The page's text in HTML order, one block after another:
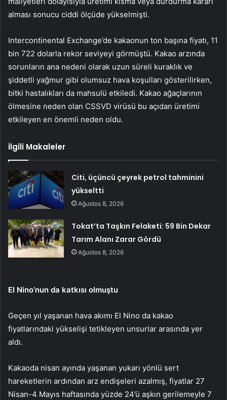
alması sonucu ciddi ölçüde yükselmişti.
Intercontinental Exchange’de kakaonun ton başına fiyatı, 11
bin 722 dolarla rekor seviyeyi görmüştü. Kakao arzında
sorunların ana nedeni olarak uzun süreli kuraklık ve
şiddetli yağmur gibi olumsuz hava koşulları gösterilirken,
bitki hastalıkları da mahsulü etkiledi. Kakao ağaçlarının
ölmesine neden olan CSSVD virüsü bu açıdan üretimi
etkileyen en önemli neden oldu.
İlgili Makaleler
Citi, üçüncü çeyrek petrol tahminini
yükseltti
Ağustos 8, 2026
Tokat’ta Taşkın Felaketi: 59 Bin Dekar
Tarım Alanı Zarar Gördü
Ağustos 8, 2026
El Nino’nun da katkısı olmuştu
Geçen yıl yaşanan hava akımı El Nino da kakao
fiyatlarındaki yükselişi tetikleyen unsurlar arasında yer
aldı.
Kakaoda nisan ayında yaşanan yukarı yönlü sert
hareketlerin ardından arz endişeleri azalmış, fiyatlar 27
Nisan-4 Mayıs haftasında yüzde 24’ü aşkın gerilemeyle 7